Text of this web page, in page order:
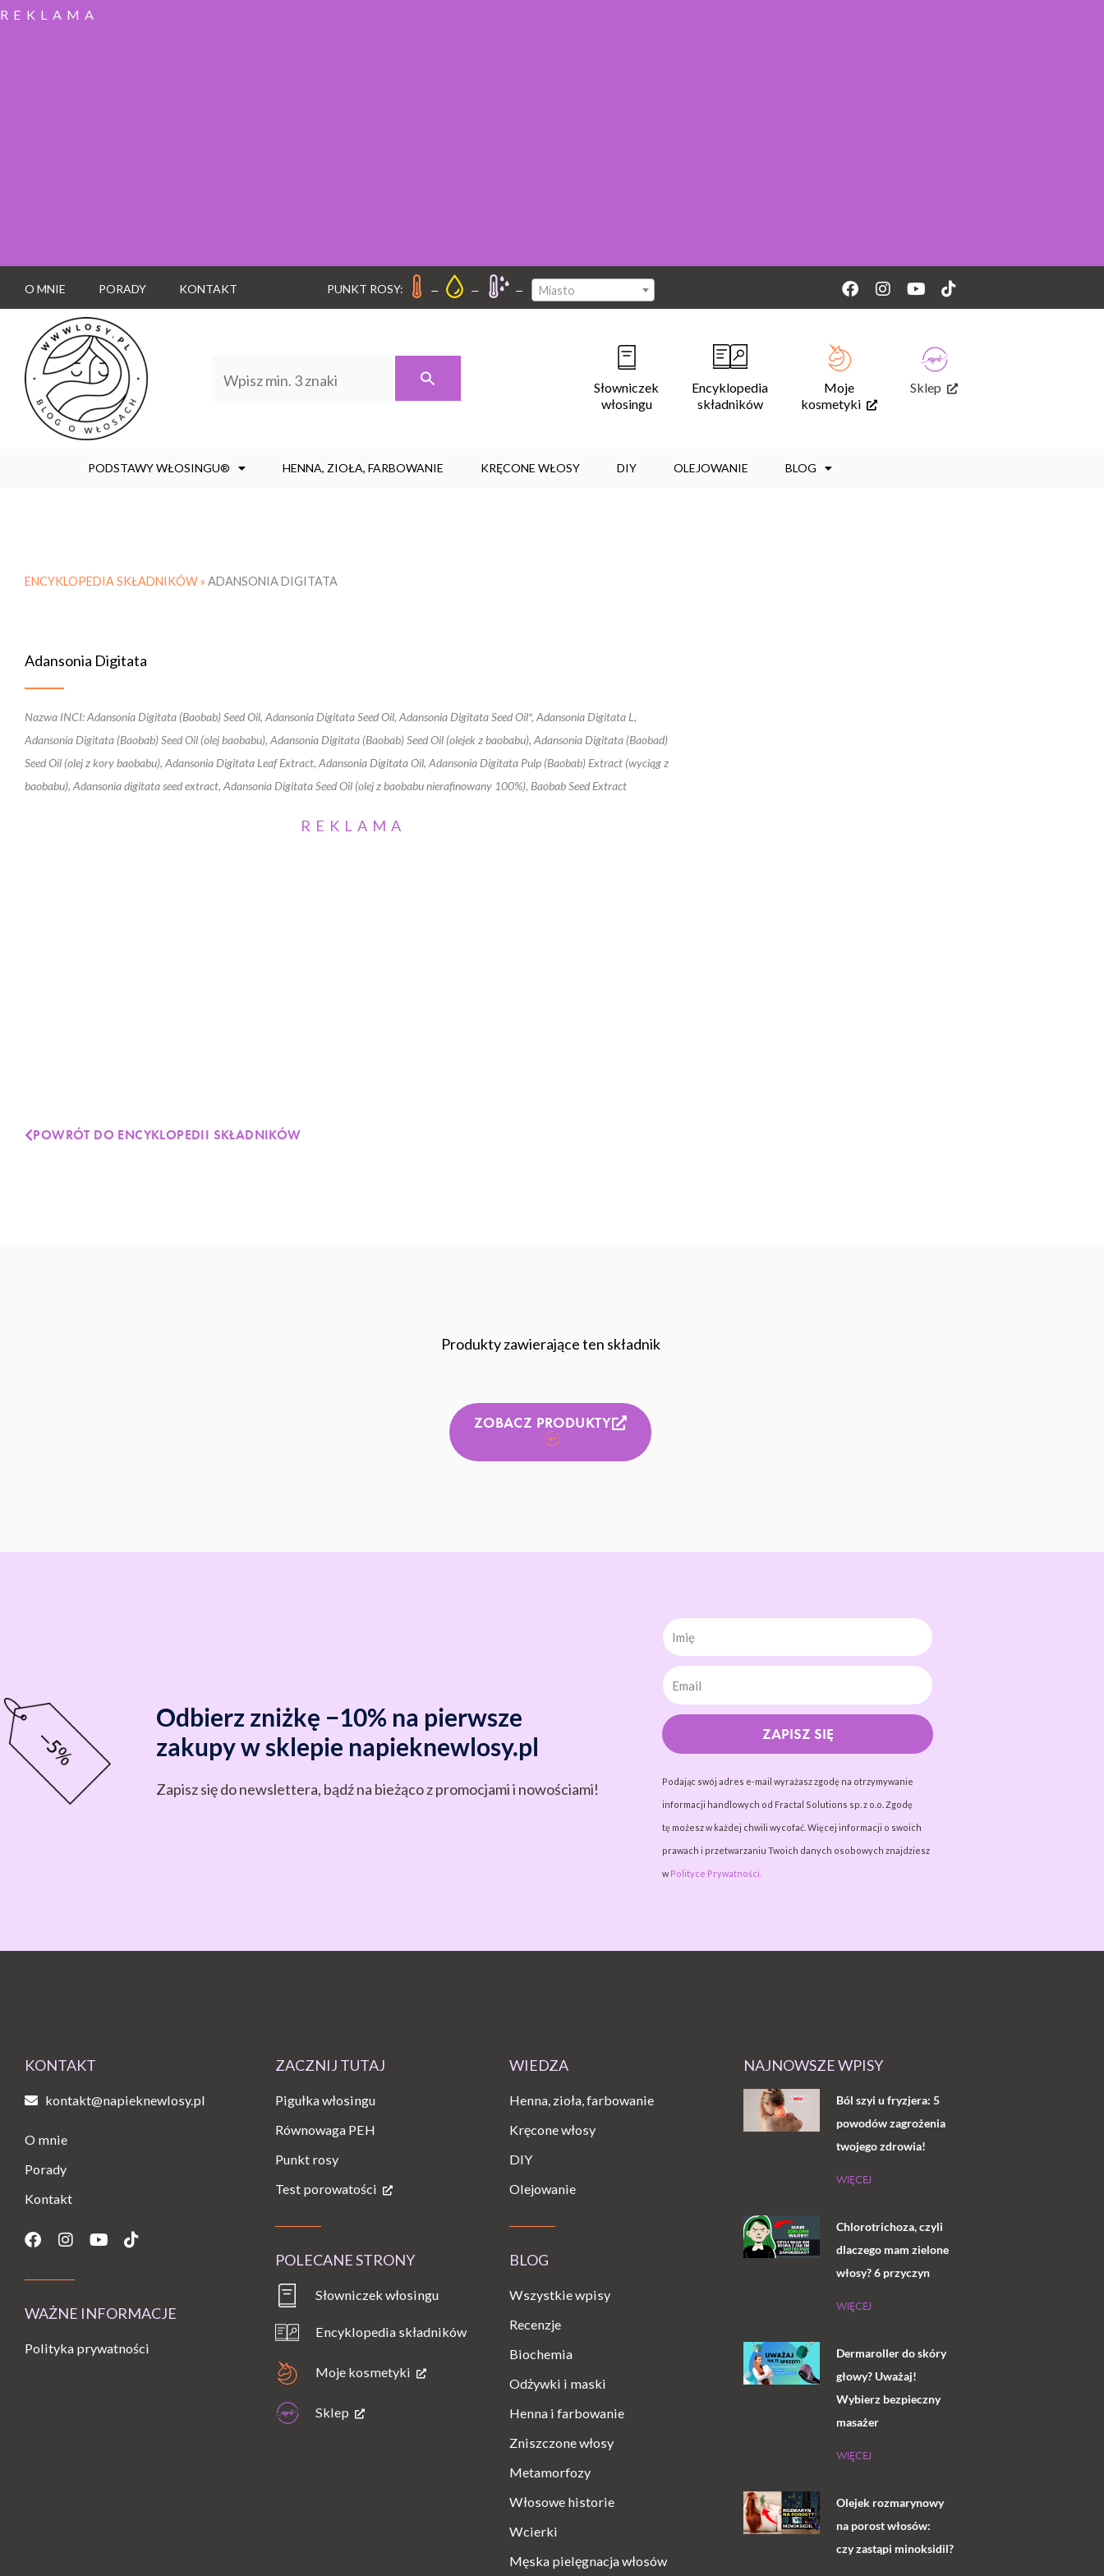
REKLAMA
O MNIE PORADY KONTAKT PUNKT ROSY: – – – Miasto Facebook
Instagram
YoutubeTiktok
Słowniczek
włosingu
Encyklopedia
składników
Moje
kosmetyki
Sklep
PODSTAWY WŁOSINGU® HENNA, ZIOŁA, FARBOWANIE KRĘCONE WŁOSY DIY OLEJOWANIE BLOG
ENCYKLOPEDIA SKŁADNIKÓW » ADANSONIA DIGITATA
Adansonia Digitata
Nazwa INCI: Adansonia Digitata (Baobab) Seed Oil, Adansonia Digitata Seed Oil, Adansonia Digitata Seed Oil*, Adansonia Digitata L,
Adansonia Digitata (Baobab) Seed Oil (olej baobabu), Adansonia Digitata (Baobab) Seed Oil (olejek z baobabu), Adansonia Digitata (Baobad)
Seed Oil (olej z kory baobabu), Adansonia Digitata Leaf Extract, Adansonia Digitata Oil, Adansonia Digitata Pulp (Baobab) Extract (wyciąg z
baobabu), Adansonia digitata seed extract, Adansonia Digitata Seed Oil (olej z baobabu nierafinowany 100%), Baobab Seed Extract
REKLAMA
POWRÓT DO ENCYKLOPEDII SKŁADNIKÓW
Produkty zawierające ten składnik
ZOBACZ PRODUKTY
Odbierz zniżkę −10% na pierwsze
zakupy w sklepie napieknewlosy.pl
Zapisz się do newslettera, bądź na bieżąco z promocjami i nowościami!
Imię
ZAPISZ SIĘ
Podając swój adres e-mail wyrażasz zgodę na otrzymywanie
informacji handlowych od Fractal Solutions sp. z o.o. Zgodę
tę możesz w każdej chwili wycofać. Więcej informacji o swoich
prawach i przetwarzaniu Twoich danych osobowych znajdziesz
w Polityce Prywatności.
KONTAKT
kontakt@napieknewlosy.pl
O mnie
Porady
Kontakt
Facebook
Instagram
YoutubeTiktok
WAŻNE INFORMACJE
Polityka prywatności
ZACZNIJ TUTAJ
Pigułka włosingu
Równowaga PEH
Punkt rosy
Test porowatości
POLECANE STRONY
Słowniczek włosingu
Encyklopedia składników
Moje kosmetyki
Sklep
WIEDZA
Henna, zioła, farbowanie
Kręcone włosy
DIY
Olejowanie
BLOG
Wszystkie wpisy
Recenzje
Biochemia
Odżywki i maski
Henna i farbowanie
Zniszczone włosy
Metamorfozy
Włosowe historie
Wcierki
Męska pielęgnacja włosów
NAJNOWSZE WPISY
Ból szyi u fryzjera: 5
powodów zagrożenia
twojego zdrowia!
WIĘCEJ
Chlorotrichoza, czyli
dlaczego mam zielone
włosy? 6 przyczyn
WIĘCEJ
Dermaroller do skóry
głowy? Uważaj!
Wybierz bezpieczny
masażer
WIĘCEJ
Olejek rozmarynowy
na porost włosów:
czy zastąpi minoksidil?